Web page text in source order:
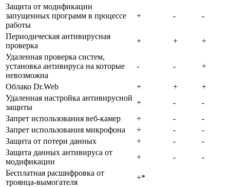
Защита от модификации
запущенных программ в процессе
работы
+ - -
Периодическая антивирусная
проверка
+ +
+
Удаленная проверка систем,
установка антивируса на которые
невозможна
- - +
Облако Dr.Web + +
+
Удаленная настройка антивирусной
защиты
+ -
-
Запрет использования веб-камер
+ -
-
Запрет использования микрофона
+ -
-
Защита от потери данных
+ -
-
Защита данных антивируса от
модификации
+ -
-
Бесплатная расшифровка от
троянца-вымогателя
+*